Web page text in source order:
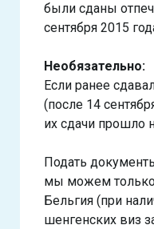
были сданы
сентября 2015
Необязательно:
Если ранее
(после 14
их сдачи прошло
Подать
мы можем
Бельгия (при
шенгенских виз